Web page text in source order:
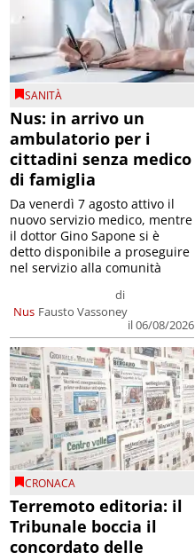
SANITÀ
Nus: in arrivo un
ambulatorio per i
cittadini senza medico
di famiglia
Nus
di
Fausto Vassoney
il 06/08/2026
Da venerdì 7 agosto attivo il
nuovo servizio medico, mentre
il dottor Gino Sapone si è
detto disponibile a proseguire
nel servizio alla comunità
CRONACA
Terremoto editoria: il
Tribunale boccia il
concordato delle